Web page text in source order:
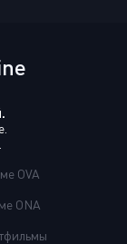
OVA
ONA